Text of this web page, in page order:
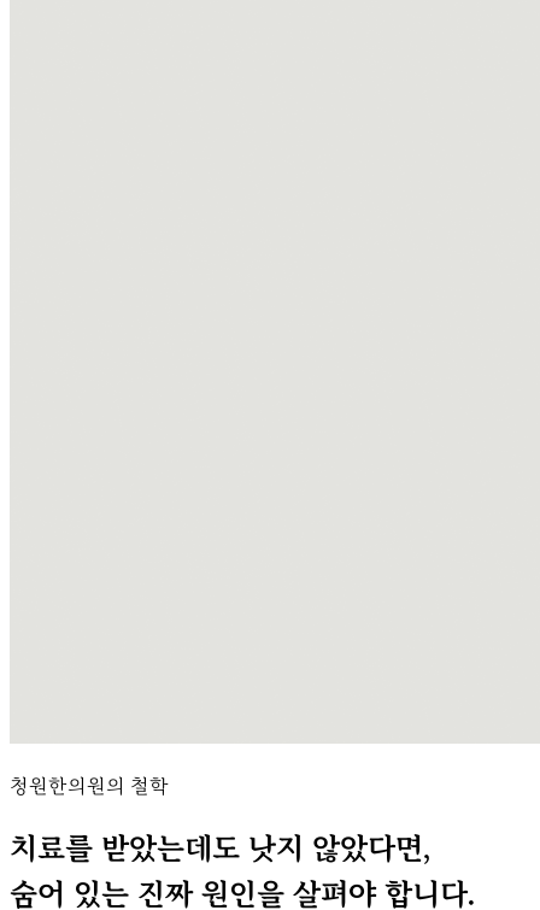
청원한의원의 철학
치료를 받았는데도 낫지 않았다면,
숨어 있는 진짜 원인을 살펴야 합니다.